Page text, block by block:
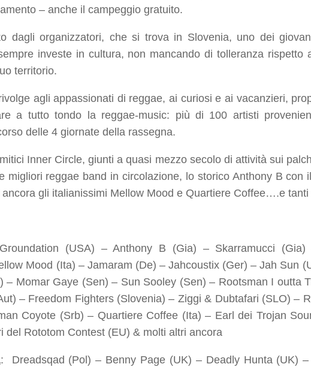
– anche il campeggio gratuito.
dagli organizzatori, che si trova in Slovenia, uno dei
investe in cultura, non mancando di tolleranza rispetto
territorio.
agli appassionati di reggae, ai curiosi e ai vacanzieri,
a tutto tondo la reggae-music: più di 100 artisti
delle 4 giornate della rassegna.
Inner Circle, giunti a quasi mezzo secolo di attività sui
migliori reggae band in circolazione, lo storico Anthony B con
gli italianissimi Mellow Mood e Quartiere Coffee….e tanti
(USA) – Anthony B (Gia) – Skarramucci
Mood (Ita) – Jamaram (De) – Jahcoustix (Ger) – Jah Sun
– Momar Gaye (Sen) – Sun Sooley (Sen) – Rootsman I outta
– Freedom Fighters (Slovenia) – Ziggi & Dubtafari (SLO) –
Coyote (Srb) – Quartiere Coffee (Ita) – Earl dei Trojan
del Rototom Contest (EU) & molti altri ancora
: Dreadsqad (Pol) – Benny Page (UK) – Deadly Hunta (UK)